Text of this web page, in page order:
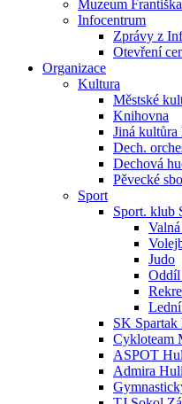
Muzeum
Infocentrum
Zprávy z
Otevření
Organizace
Kultura
Městské
Knihovna
Jiná
Dech.
Dechová
Pěvecké
Sport
Sport. klub
Judo
Oddíl
SK
Cykloteam
ASPOT
Admira